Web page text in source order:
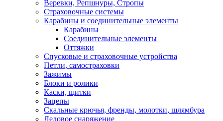
Веревки, Репшнуры, Стропы
Страховочные системы
Карабины и соединительные элементы
Карабины
Соединительные элементы
Оттяжки
Спусковые и страховочные устройства
Петли, самостраховки
Зажимы
Блоки и ролики
Каски, щитки
Зацепы
Скальные крючья, френды, молотки, шлямбура
Ледовое снаряжение